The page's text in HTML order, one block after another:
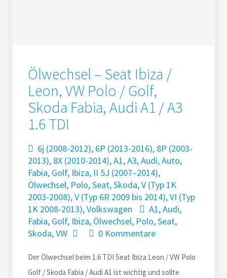
Ölwechsel – Seat Ibiza /
Leon, VW Polo / Golf,
Skoda Fabia, Audi A1 / A3
1.6 TDI
6j (2008-2012), 6P (2013-2016), 8P (2003-
2013), 8X (2010-2014),A1,A3,Audi,Auto,
Fabia, Golf, Ibiza, II 5J (2007–2014),
Ölwechsel, Polo,Seat,Skoda,V (Typ 1K
2003-2008),V (Typ 6R 2009 bis 2014),VI (Typ
1K 2008-2013),Volkswagen A1,Audi,
Fabia, Golf, Ibiza, Ölwechsel, Polo,Seat,
Skoda,VW 0 Kommentare
Der Ölwechsel beim 1.6 TDI Seat Ibiza Leon / VW Polo
Golf / Skoda Fabia / Audi A1 ist wichtig und sollte